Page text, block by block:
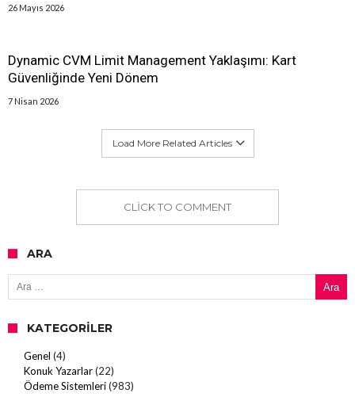
26 Mayıs 2026
Dynamic CVM Limit Management Yaklaşımı: Kart
Güvenliğinde Yeni Dönem
7 Nisan 2026
Load More Related Articles
CLICK TO COMMENT
ARA
Arama:
KATEGORILER
Genel (4)
Konuk Yazarlar(22)
Ödeme Sistemleri(983)